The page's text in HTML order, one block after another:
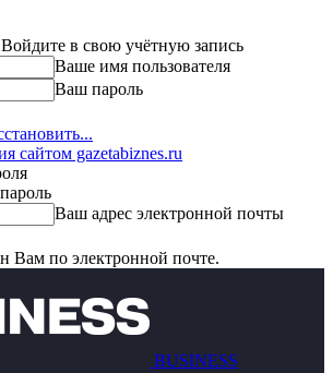
в свою учётную запись
Ваше имя пользователя
Ваш пароль
сайтом gazetabiznes.ru
Ваш адрес электронной почты
Вам по электронной почте.
BUSINESS